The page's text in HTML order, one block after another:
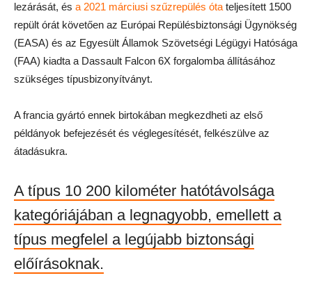
lezárását, és a 2021 márciusi szűzrepülés óta teljesített 1500
repült órát követően az Európai Repülésbiztonsági Ügynökség
(EASA) és az Egyesült Államok Szövetségi Légügyi Hatósága
(FAA) kiadta a Dassault Falcon 6X forgalomba állításához
szükséges típusbizonyítványt.
A francia gyártó ennek birtokában megkezdheti az első
példányok befejezését és véglegesítését, felkészülve az
átadásukra.
A típus 10 200 kilométer hatótávolsága
kategóriájában a legnagyobb, emellett a
típus megfelel a legújabb biztonsági
előírásoknak.